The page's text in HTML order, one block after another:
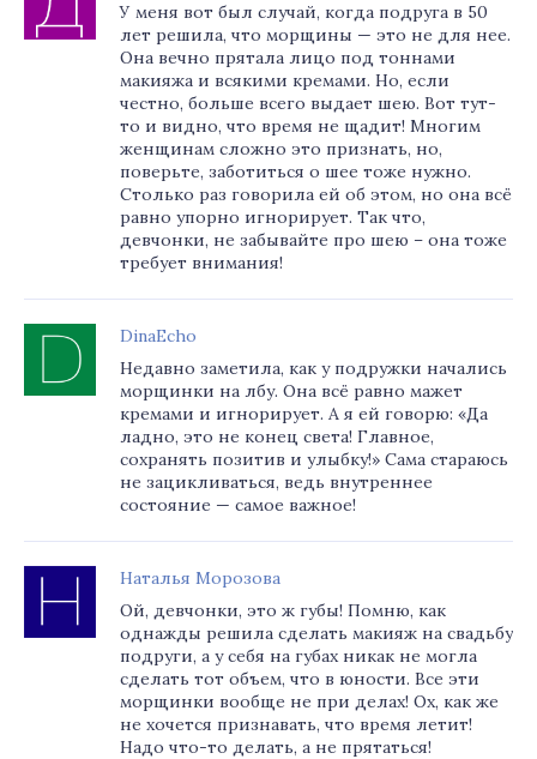
У меня вот был случай, когда подруга в 50
лет решила, что морщины — это не для нее.
Она вечно прятала лицо под тоннами
макияжа и всякими кремами. Но, если
честно, больше всего выдает шею. Вот тут-
то и видно, что время не щадит! Многим
женщинам сложно это признать, но,
поверьте, заботиться о шее тоже нужно.
Столько раз говорила ей об этом, но она всё
равно упорно игнорирует. Так что,
девчонки, не забывайте про шею – она тоже
требует внимания!
DinaEcho
Недавно заметила, как у подружки начались
морщинки на лбу. Она всё равно мажет
кремами и игнорирует. А я ей говорю: «Да
ладно, это не конец света! Главное,
сохранять позитив и улыбку!» Сама стараюсь
не зацикливаться, ведь внутреннее
состояние — самое важное!
Наталья Морозова
Ой, девчонки, это ж губы! Помню, как
однажды решила сделать макияж на свадьбу
подруги, а у себя на губах никак не могла
сделать тот объем, что в юности. Все эти
морщинки вообще не при делах! Ох, как же
не хочется признавать, что время летит!
Надо что-то делать, а не прятаться!